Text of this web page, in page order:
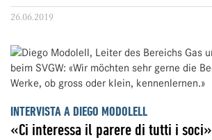
26.06.2019
INTERVISTA A DIEGO MODOLELL
«Ci interessa il parere di tutti i soci»